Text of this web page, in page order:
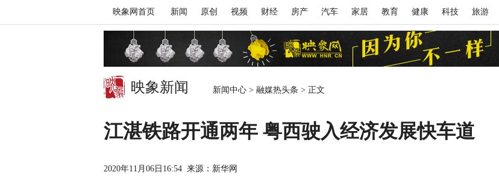
映象网首页 新闻 原创 视频 财经 房产 汽车 家居 教育 健康 科技 旅游
映象新闻 新闻中心 > 融媒热头条 > 正文
江湛铁路开通两年 粤西驶入经济发展快车道
2020年11月06日16:54 来源：新华网